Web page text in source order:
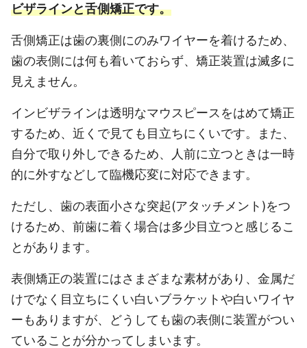
ビザラインと舌側矯正です。
舌側矯正は歯の裏側にのみワイヤーを着けるため、
歯の表側には何も着いておらず、矯正装置は滅多に
見えません。
インビザラインは透明なマウスピースをはめて矯正
するため、近くで見ても目立ちにくいです。また、
自分で取り外しできるため、人前に立つときは一時
的に外すなどして臨機応変に対応できます。
ただし、歯の表面小さな突起(アタッチメント)をつ
けるため、前歯に着く場合は多少目立つと感じるこ
とがあります。
表側矯正の装置にはさまざまな素材があり、金属だ
けでなく目立ちにくい白いブラケットや白いワイヤ
ーもありますが、どうしても歯の表側に装置がつい
ていることが分かってしまいます。